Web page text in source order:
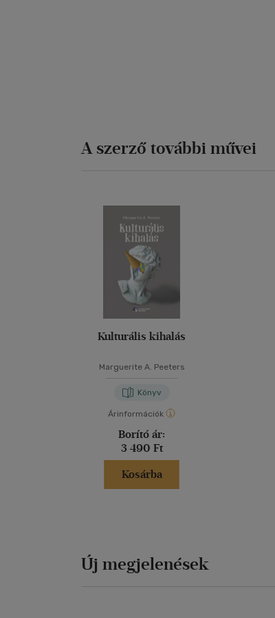
A szerző további művei
Kulturális kihalás
Marguerite A. Peeters
Könyv
Árinformációk
Borító ár:
3 490 Ft
Kosárba
Új megjelenések